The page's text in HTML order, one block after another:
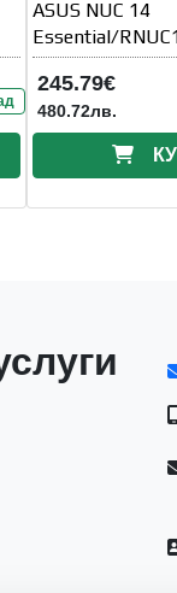
ASUS NUC 14
Essential/
002/N97
Processor/
SO-DIMM/5xUSB
245.79€
480.72лв.